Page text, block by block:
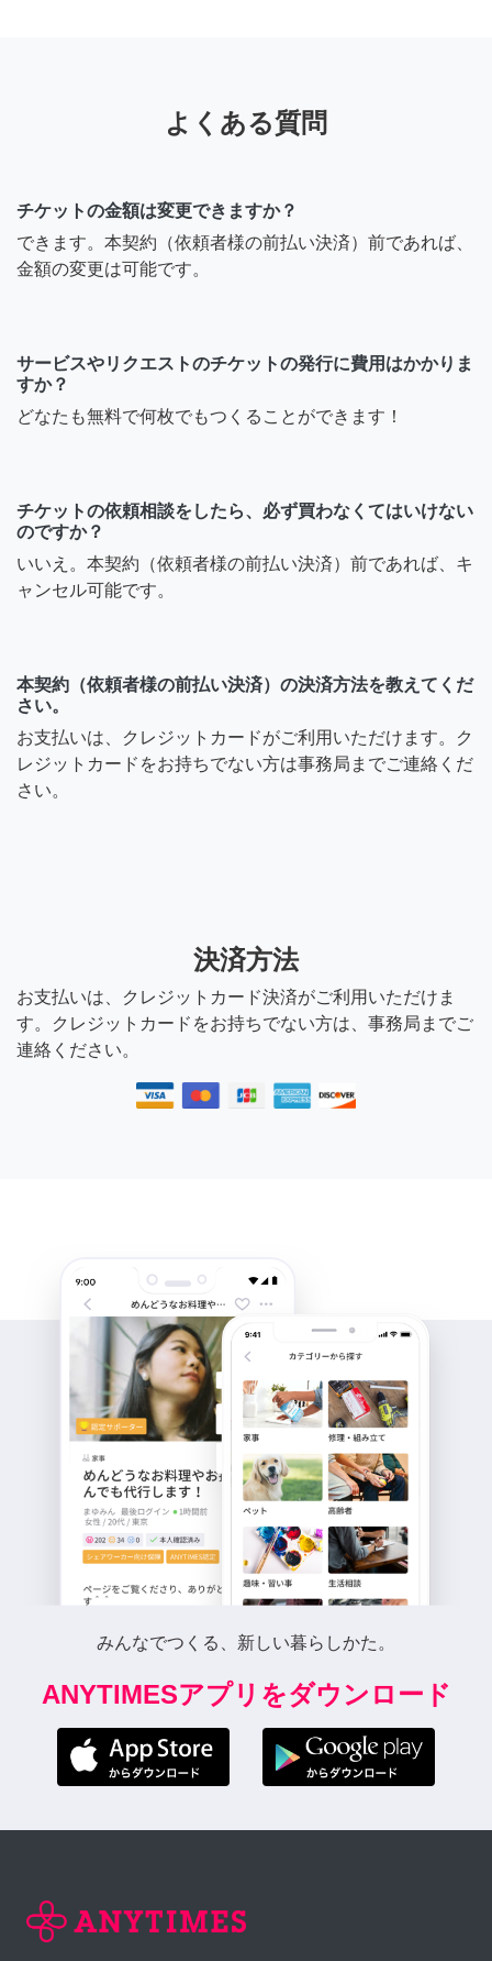
よくある質問
チケットの金額は変更できますか？
できます。本契約（依頼者様の前払い決済）前であれば、
金額の変更は可能です。
サービスやリクエストのチケットの発行に費用はかかりま
すか？
どなたも無料で何枚でもつくることができます！
チケットの依頼相談をしたら、必ず買わなくてはいけない
のですか？
いいえ。本契約（依頼者様の前払い決済）前であれば、キ
ャンセル可能です。
本契約（依頼者様の前払い決済）の決済方法を教えてくだ
さい。
お支払いは、クレジットカードがご利用いただけます。ク
レジットカードをお持ちでない方は事務局までご連絡くだ
さい。
決済方法
お支払いは、クレジットカード決済がご利用いただけま
す。クレジットカードをお持ちでない方は、事務局までご
連絡ください。
みんなでつくる、新しい暮らしかた。
ANYTIMESアプリをダウンロード